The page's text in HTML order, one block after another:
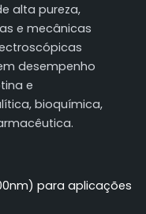
alta pureza,
e mecânicas
desempenho
e
bioquímica,
para aplicações